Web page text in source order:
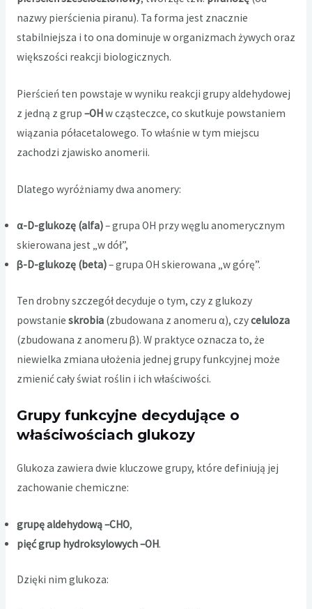
nazwy pierścienia piranu). Ta forma jest znacznie
stabilniejsza i to ona dominuje w organizmach żywych oraz
większości reakcji biologicznych.
Pierścień ten powstaje w wyniku reakcji grupy aldehydowej
z jedną z grup –OHw cząsteczce, co skutkuje powstaniem
wiązania półacetalowego. To właśnie w tym miejscu
zachodzi zjawisko anomerii.
Dlatego wyróżniamy dwa anomery:
α-D-glukozę (alfa)– grupa OH przy węglu anomerycznym
skierowana jest „w dół”,
β-D-glukozę (beta)– grupa OH skierowana „w górę”.
Ten drobny szczegół decyduje o tym, czy z glukozy
powstanie skrobia(zbudowana z anomeru α), czyceluloza
(zbudowana z anomeru β). W praktyce oznacza to, że
niewielka zmiana ułożenia jednej grupy funkcyjnej może
zmienić cały świat roślin i ich właściwości.
Grupy funkcyjne decydujące o
właściwościach glukozy
Glukoza zawiera dwie kluczowe grupy, które definiują jej
zachowanie chemiczne:
grupę aldehydową –CHO,
pięć grup hydroksylowych –OH.
Dzięki nim glukoza: